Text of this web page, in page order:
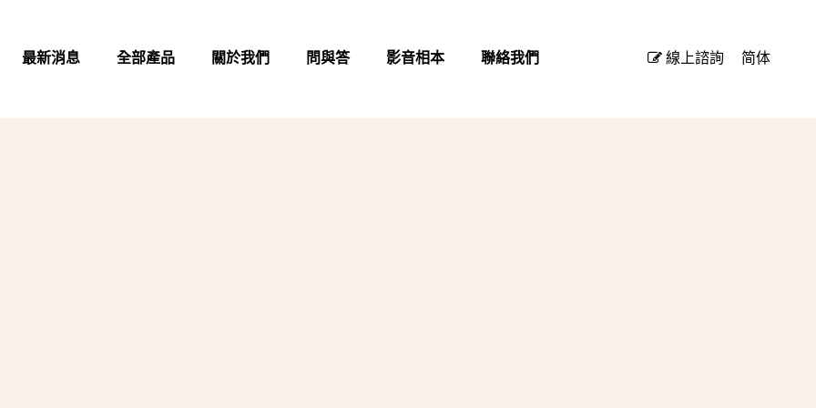
最新消息 全部產品 關於我們 問與答 影音相本 聯絡我們 線上諮詢 简体